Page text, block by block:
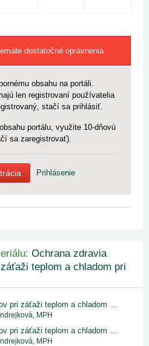
dostatočné oprávnenia.
obsahu na portáli.
len registrovaní používatelia
stačí sa prihlásiť.
portálu, využite 10-dňovú
sa zaregistrovať).
Prihlásenie
Ochrana zdravia
teplom a chladom pri
pri záťaži teplom a chladom ...
MPH
pri záťaži teplom a chladom ...
MPH